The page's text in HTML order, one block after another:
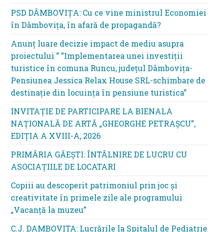
PSD DÂMBOVIȚA: Cu ce vine ministrul Economiei
în Dâmbovița, în afară de propagandă?
Anunț luare decizie impact de mediu asupra
proiectului ” ”Implementarea unei investiții
turistice în comuna Runcu, județul Dâmbovița-
Pensiunea Jessica Relax House SRL-schimbare de
destinație din locuința în pensiune turistica”
INVITAȚIE DE PARTICIPARE LA BIENALA
NAȚIONALĂ DE ARTĂ „GHEORGHE PETRAȘCU”,
EDIŢIA A XVIII-A, 2026
PRIMĂRIA GĂEȘTI: ÎNTÂLNIRE DE LUCRU CU
ASOCIAȚIILE DE LOCATARI
Copiii au descoperit patrimoniul prin joc și
creativitate în primele zile ale programului
„Vacanță la muzeu”
C.J. DAMBOVITA: Lucrările la Spitalul de Pediatrie